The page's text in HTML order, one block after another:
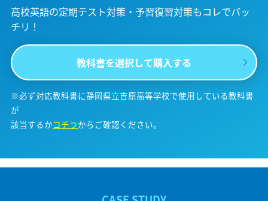
高校英語の定期テスト対策・予習復習対策もコレでバッ
チリ！
教科書を選択して購入する
※必ず対応教科書に静岡県立吉原高等学校で使用している教科書
が
該当するかコチラからご確認ください。